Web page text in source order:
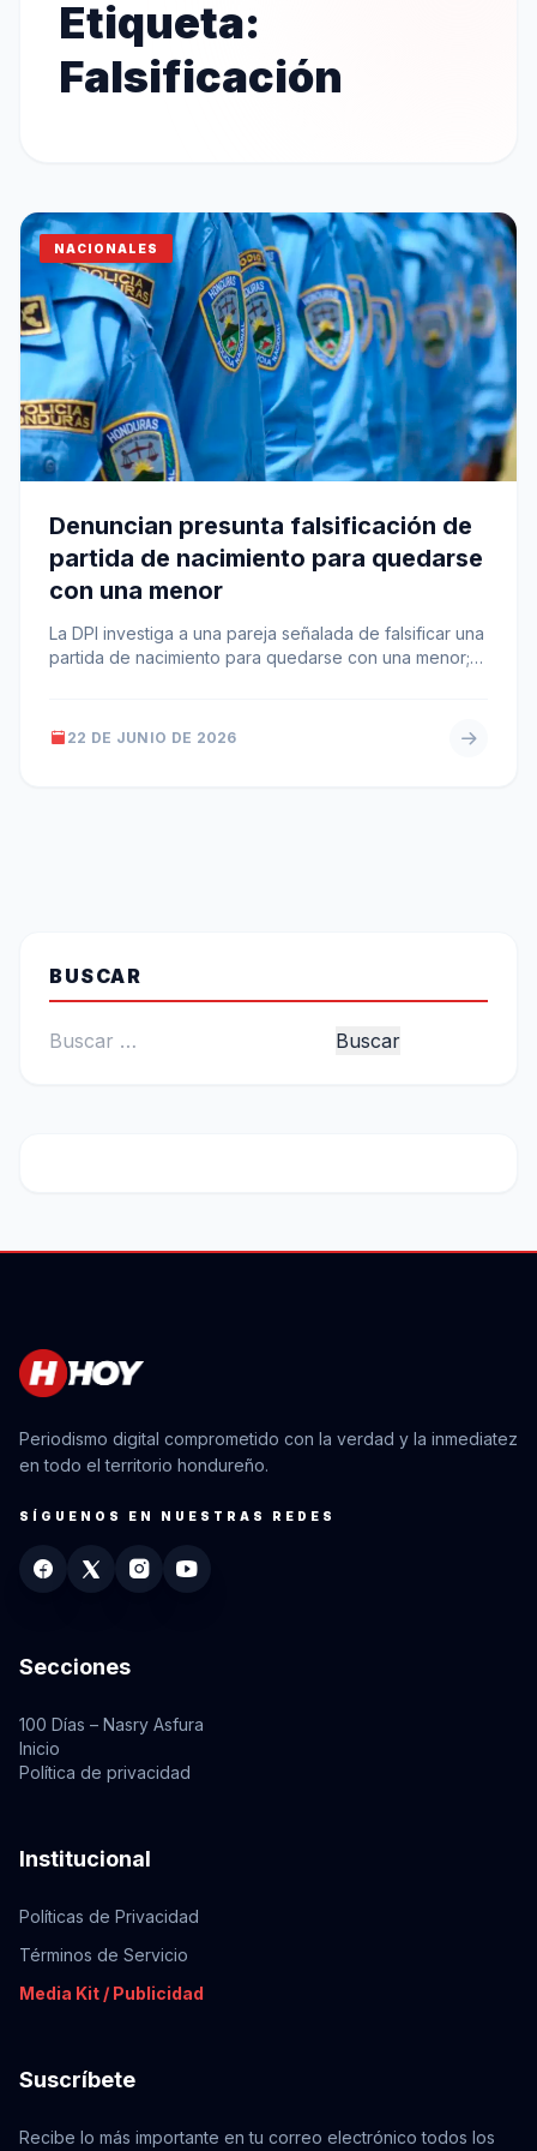
Etiqueta:
Falsificación
NACIONALES
Denuncian presunta falsificación de
partida de nacimiento para quedarse
con una menor
La DPI investiga a una pareja señalada de falsificar una
partida de nacimiento para quedarse con una menor;
22 DE JUNIO DE 2026
BUSCAR
Buscar:
Periodismo digital comprometido con la verdad y la inmediatez
en todo el territorio hondureño.
SÍGUENOS EN NUESTRAS REDES
Secciones
100 Días – Nasry Asfura
Inicio
Política de privacidad
Institucional
Políticas de Privacidad
Términos de Servicio
Media Kit / Publicidad
Suscríbete
Recibe lo más importante en tu correo electrónico todos los